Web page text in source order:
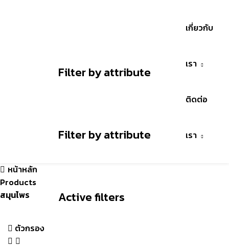
เกี่ยวกับ
เรา
ติดต่อ
เรา
หน้าหลัก
Products
สมุนไพร
ตัวกรอง
Filter by attribute
Filter by attribute
Active filters